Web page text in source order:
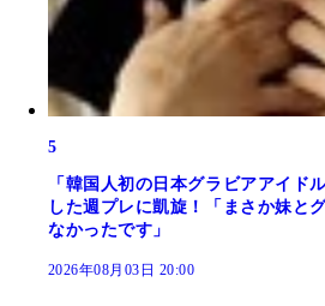
5
「韓国人初の日本グラビアアイド
した週プレに凱旋！「まさか妹と
なかったです」
2026年08月03日 20:00